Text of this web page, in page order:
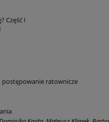
Część I
postępowanie ratownicze